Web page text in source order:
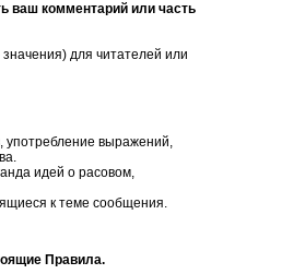
ваш комментарий или часть
для читателей или
употребление выражений,
идей о расовом,
к теме сообщения.
Правила.